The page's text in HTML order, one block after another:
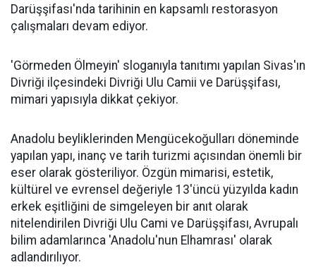
Darüşşifası'nda tarihinin en kapsamlı restorasyon
çalışmaları devam ediyor.
'Görmeden Ölmeyin' sloganıyla tanıtımı yapılan Sivas'ın
Divriği ilçesindeki Divriği Ulu Camii ve Darüşşifası,
mimari yapısıyla dikkat çekiyor.
Anadolu beyliklerinden Mengücekoğulları döneminde
yapılan yapı, inanç ve tarih turizmi açısından önemli bir
eser olarak gösteriliyor. Özgün mimarisi, estetik,
kültürel ve evrensel değeriyle 13'üncü yüzyılda kadın
erkek eşitliğini de simgeleyen bir anıt olarak
nitelendirilen Divriği Ulu Cami ve Darüşşifası, Avrupalı
bilim adamlarınca 'Anadolu'nun Elhamrası' olarak
adlandırılıyor.